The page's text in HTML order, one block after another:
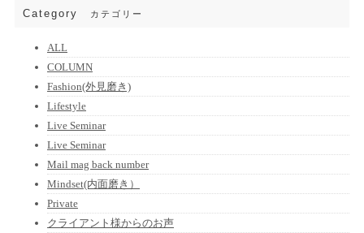
Category カテゴリー
ALL
COLUMN
Fashion(外見磨き)
Lifestyle
Live Seminar
Live Seminar
Mail mag back number
Mindset(内面磨き）
Private
クライアント様からのお声